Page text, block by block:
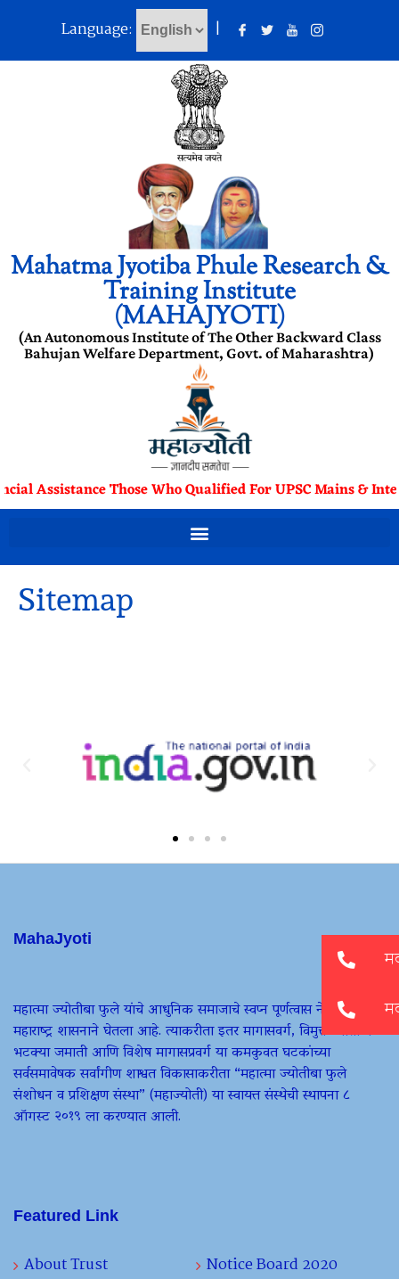
Language: |
Mahatma Jyotiba Phule Research &
Training Institute
(MAHAJYOTI)
(An Autonomous Institute of The Other Backward Class
Bahujan Welfare Department, Govt. of Maharashtra)
Assistance Those Who Qualified For UPSC Mains &
Sitemap
MahaJyoti
महात्मा ज्योतीबा फुले यांचे आधुनिक समाजाचे स्वप्न पूर्णत्वास नेण्याचा प्रण
महाराष्ट्र शासनाने घेतला आहे. त्याकरीता इतर मागासवर्ग, विमुक्त जाती व
भटक्या जमाती आणि विशेष मागासप्रवर्ग या कमकुवत घटकांच्या
सर्वसमावेषक सर्वांगीण शाश्वत विकासाकरीता “महात्मा ज्योतीबा फुले
संशोधन व प्रशिक्षण संस्था” (महाज्योती) या स्वायत्त संस्थेची स्थापना ८
ऑगस्ट २०१९ ला करण्यात आली.
Featured Link
About Trust
Notice Board 2020